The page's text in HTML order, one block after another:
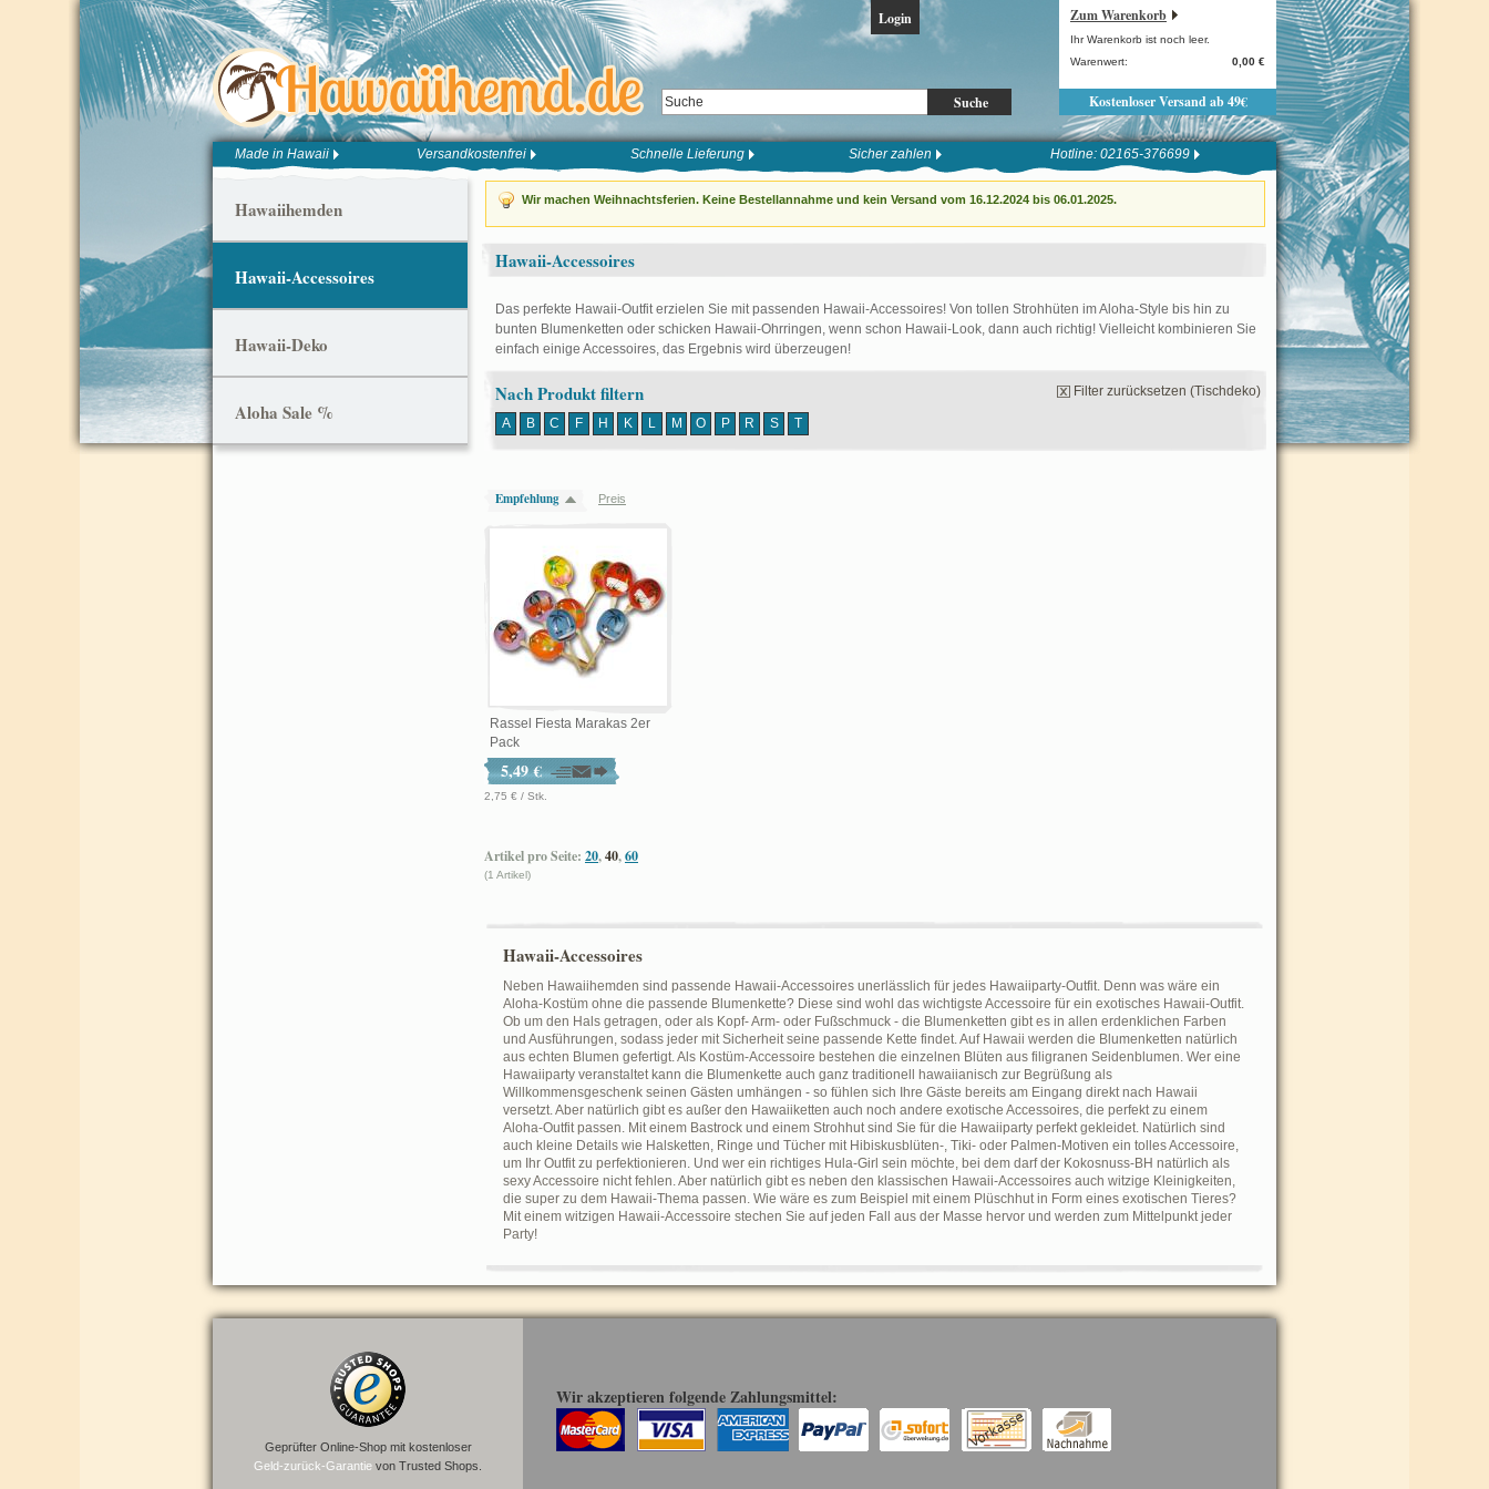
Suche
Login Zum Warenkorb
Ihr Warenkorb ist noch leer.
Warenwert:
0,00 €
Kostenloser Versand ab 49€
Made in Hawaii Versandkostenfrei Schnelle Lieferung Sicher zahlen Hotline: 02165-376699
Wir machen Weihnachtsferien. Keine Bestellannahme und kein Versand vom 16.12.2024 bis 06.01.2025.
Hawaii-Accessoires
Das perfekte Hawaii-Outfit erzielen Sie mit passenden Hawaii-Accessoires! Von tollen Strohhüten im Aloha-Style bis hin zu
bunten Blumenketten oder schicken Hawaii-Ohrringen, wenn schon Hawaii-Look, dann auch richtig! Vielleicht kombinieren Sie
einfach einige Accessoires, das Ergebnis wird überzeugen!
Nach Produkt filtern
A B C F H K L M O P R S T
Filter zurücksetzen (Tischdeko)
Empfehlung Preis
Rassel Fiesta Marakas 2er
Pack
5,49 €
2,75 € / Stk.
Artikel pro Seite: 20,40,60
(1 Artikel)
Hawaii-Accessoires
Neben Hawaiihemden sind passende Hawaii-Accessoires unerlässlich für jedes Hawaiiparty-Outfit. Denn was wäre ein
Aloha-Kostüm ohne die passende Blumenkette? Diese sind wohl das wichtigste Accessoire für ein exotisches Hawaii-Outfit.
Ob um den Hals getragen, oder als Kopf- Arm- oder Fußschmuck - die Blumenketten gibt es in allen erdenklichen Farben
und Ausführungen, sodass jeder mit Sicherheit seine passende Kette findet. Auf Hawaii werden die Blumenketten natürlich
aus echten Blumen gefertigt. Als Kostüm-Accessoire bestehen die einzelnen Blüten aus filigranen Seidenblumen. Wer eine
Hawaiiparty veranstaltet kann die Blumenkette auch ganz traditionell hawaiianisch zur Begrüßung als
Willkommensgeschenk seinen Gästen umhängen - so fühlen sich Ihre Gäste bereits am Eingang direkt nach Hawaii
versetzt. Aber natürlich gibt es außer den Hawaiiketten auch noch andere exotische Accessoires, die perfekt zu einem
Aloha-Outfit passen. Mit einem Bastrock und einem Strohhut sind Sie für die Hawaiiparty perfekt gekleidet. Natürlich sind
auch kleine Details wie Halsketten, Ringe und Tücher mit Hibiskusblüten-, Tiki- oder Palmen-Motiven ein tolles Accessoire,
um Ihr Outfit zu perfektionieren. Und wer ein richtiges Hula-Girl sein möchte, bei dem darf der Kokosnuss-BH natürlich als
sexy Accessoire nicht fehlen. Aber natürlich gibt es neben den klassischen Hawaii-Accessoires auch witzige Kleinigkeiten,
die super zu dem Hawaii-Thema passen. Wie wäre es zum Beispiel mit einem Plüschhut in Form eines exotischen Tieres?
Mit einem witzigen Hawaii-Accessoire stechen Sie auf jeden Fall aus der Masse hervor und werden zum Mittelpunkt jeder
Party!
Hawaiihemden
Hawaii-Accessoires
Hawaii-Deko
Aloha Sale %
Geprüfter Online-Shop mit kostenloser
Geld-zurück-Garantie von Trusted Shops.
Wir akzeptieren folgende Zahlungsmittel: